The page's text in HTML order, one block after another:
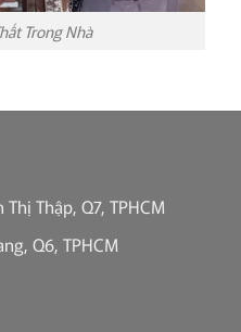
Trong Nhà
Thập, Q7, TPHCM
Q6, TPHCM